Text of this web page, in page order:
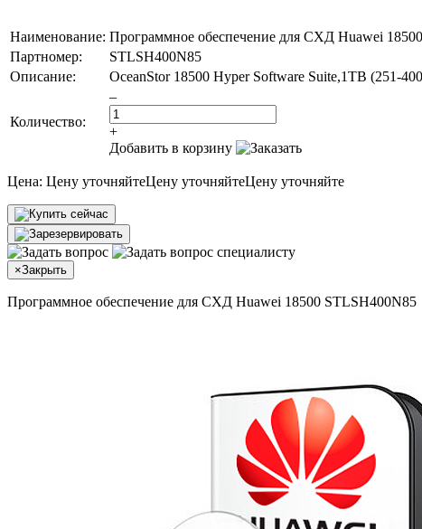
Наименование: Программное обеспечение для СХД Huawei 18500
Партномер:
STLSH400N85
Описание:
OceanStor 18500 Hyper Software Suite,1TB (251-
Количество:
–
+
Добавить в корзину
Цена: Цену уточняйтеЦену уточняйтеЦену уточняйте
×Закрыть
Программное обеспечение для СХД Huawei 18500 STLSH400N85